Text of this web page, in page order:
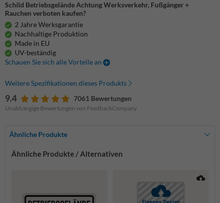
Schild Betriebsgelände Achtung Werksverkehr, Fußgänger +
Rauchen verboten kaufen?
2 Jahre Werksgarantie
Nachhaltige Produktion
Made in EU
UV-beständig
Schauen Sie sich alle Vorteile an
Weitere Spezifikationen dieses Produkts
9.4 7061 Bewertungen
Unabhängige Bewertungen von FeedbackCompany
Ähnliche Produkte
Ähnliche Produkte / Alternativen